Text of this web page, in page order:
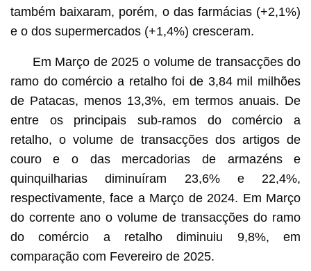
também baixaram, porém, o das farmácias (+2,1%)
e o dos supermercados (+1,4%) cresceram.
Em Março de 2025 o volume de transacções do
ramo do comércio a retalho foi de 3,84 mil milhões
de Patacas, menos 13,3%, em termos anuais. De
entre os principais sub-ramos do comércio a
retalho, o volume de transacções dos artigos de
couro e o das mercadorias de armazéns e
quinquilharias diminuíram 23,6% e 22,4%,
respectivamente, face a Março de 2024. Em Março
do corrente ano o volume de transacções do ramo
do comércio a retalho diminuiu 9,8%, em
comparação com Fevereiro de 2025.